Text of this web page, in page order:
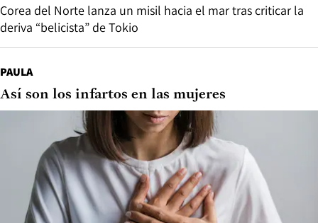
Corea del Norte lanza un misil hacia el mar tras criticar la
deriva “belicista” de Tokio
PAULA
Así son los infartos en las mujeres